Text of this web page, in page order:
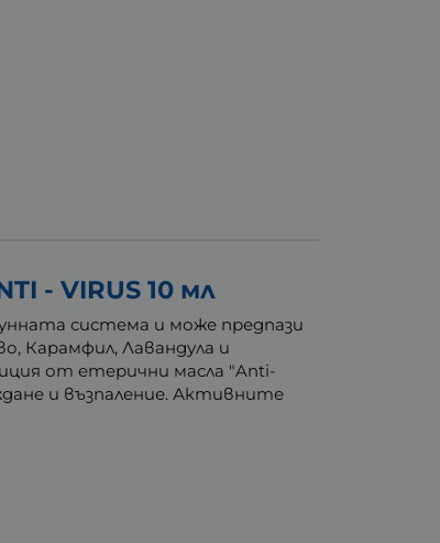
- VIRUS 10 мл
система и може предпази
Карамфил, Лавандула и
от етерични масла "Anti-
и възпаление. Активните